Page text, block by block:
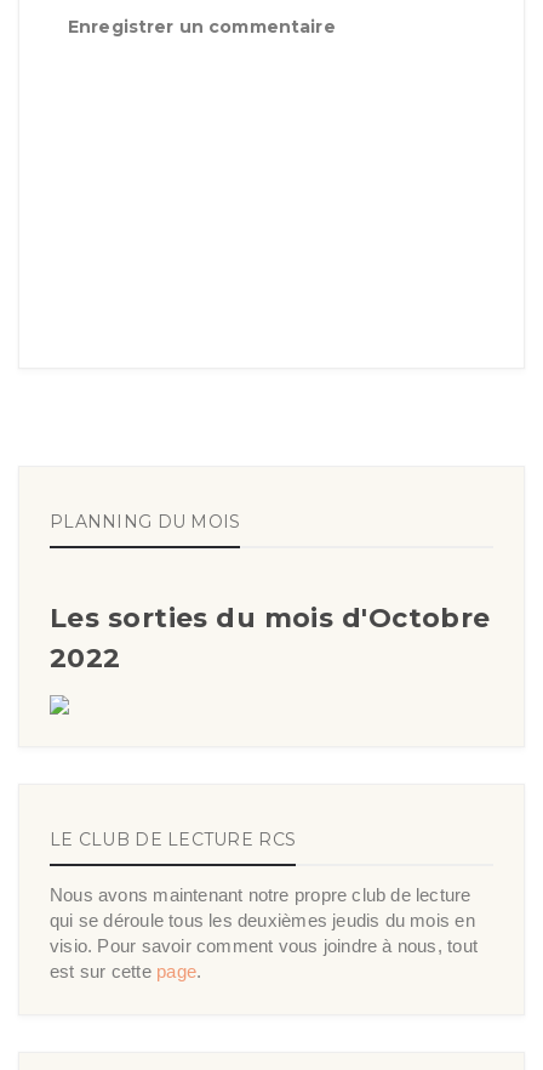
Enregistrer un commentaire
PLANNING DU MOIS
Les sorties du mois d'Octobre
2022
LE CLUB DE LECTURE RCS
Nous avons maintenant notre propre club de lecture
qui se déroule tous les deuxièmes jeudis du mois en
visio. Pour savoir comment vous joindre à nous, tout
est sur cette page.